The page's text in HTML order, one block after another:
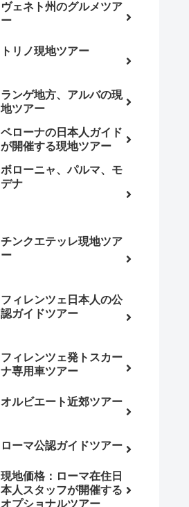
ヴェネト州のグルメツア
ー
トリノ現地ツアー
ランゲ地方、アルバの現
地ツアー
ベローナの日本人ガイド
が開催する現地ツアー
ボローニャ、パルマ、モ
デナ
チンクエテッレ現地ツア
ー
フィレンツェ日本人の公
認ガイドツアー
フィレンツェ発トスカー
ナ専用車ツアー
オルビエート近郊ツアー
ローマ公認ガイドツアー
現地価格：ローマ在住日
本人スタッフが開催する
オプショナルツアー